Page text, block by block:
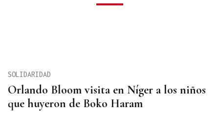
Orlando Bloom visita en Níger a los niños
que huyeron de Boko Haram
SOLIDARIDAD